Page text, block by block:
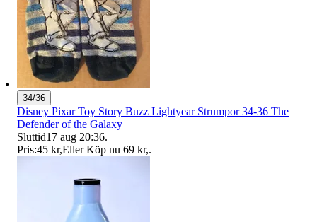
34/36
Disney Pixar Toy Story Buzz Lightyear Strumpor 34-36 The
Defender of the Galaxy
Sluttid17 aug 20:36.
Pris:45 kr,Eller Köp nu 69 kr,.